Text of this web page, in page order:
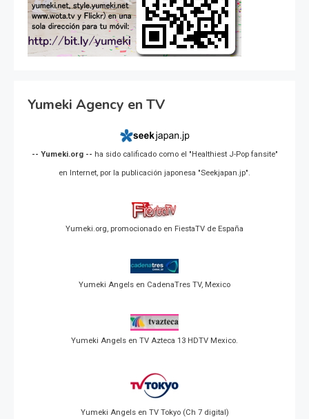
Yumeki Agency en TV
-- Yumeki.org -- ha sido calificado como el "Healthiest J-Pop fansite"
en Internet, por la publicación japonesa "Seekjapan.jp".
Yumeki.org, promocionado en FiestaTV de España
Yumeki Angels en CadenaTres TV, Mexico
Yumeki Angels en TV Azteca 13 HDTV Mexico.
Yumeki Angels en TV Tokyo (Ch 7 digital)